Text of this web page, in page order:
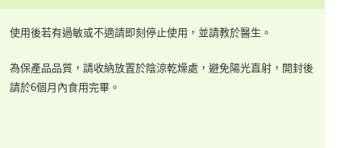
使用後若有過敏或不適請即刻停止使用，並請教於醫生。
為保產品品質，請收納放置於陰涼乾燥處，避免陽光直射，開封後
請於6個月內食用完畢。